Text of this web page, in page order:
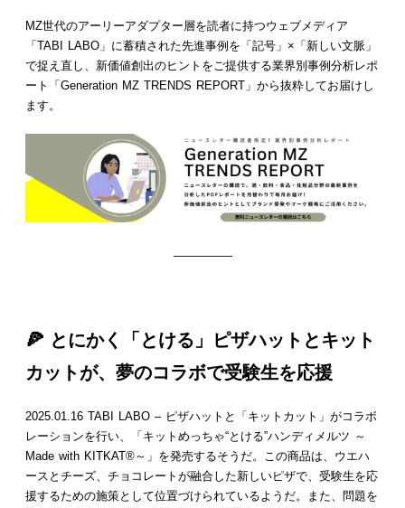
MZ世代のアーリーアダプター層を読者に持つウェブメディア
「TABI LABO」に蓄積された先進事例を「記号」×「新しい文脈」
で捉え直し、新価値創出のヒントをご提供する業界別事例分析レポ
ート「Generation MZ TRENDS REPORT」から抜粋してお届けし
ます。
—————
🍕 とにかく「とける」ピザハットとキット
カットが、夢のコラボで受験生を応援
2025.01.16 TABI LABO – ピザハットと「キットカット」がコラボ
レーションを行い、「キットめっちゃ“とける”ハンディメルツ ～
Made with KITKAT®～」を発売するそうだ。この商品は、ウエハ
ースとチーズ、チョコレートが融合した新しいピザで、受験生を応
援するための施策として位置づけられているようだ。また、問題を